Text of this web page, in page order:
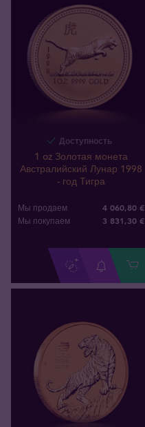
Доступность
1 oz Золотая монета
Австралийский Лунар 1998
- год Тигра
Мы продаем 4 060,80 €
Мы покупаем 3 831,30 €